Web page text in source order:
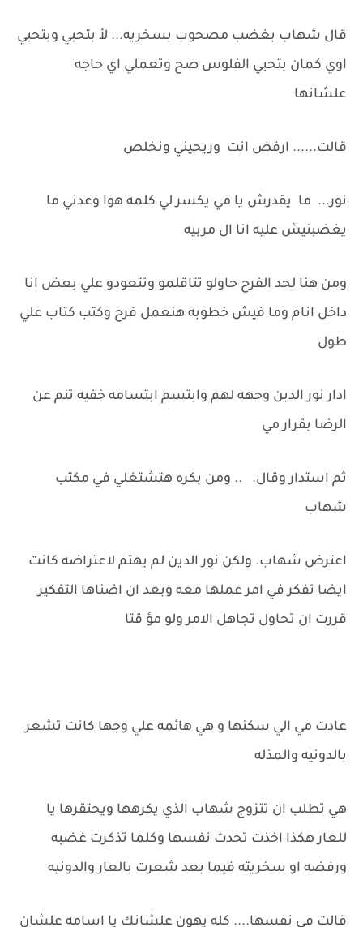
قال شهاب بغضب مصحوب بسخريه... لأ بتحبي وبتحبي
اوي كمان بتحبي الفلوس صح وتعملي اي حاجه
علشانها
قالت...... ارفض انت وريحيني ونخلص
نور... ما يقدرش يا مي يكسر لي كلمه هوا وعدني ما
يغضبنيش عليه انا ال مربيه
ومن هنا لحد الفرح حاولو تتاقلمو وتتعودو علي بعض انا
داخل انام وما فيش خطوبه هنعمل فرح وكتب كتاب علي
طول
ادار نور الدين وجهه لهم وابتسم ابتسامه خفيه تنم عن
الرضا بقرار مي
ثم استدار وقال. .. ومن بكره هتشتغلي في مكتب
شهاب
اعترض شهاب. ولكن نور الدين لم يهتم لاعتراضه كانت
ايضا تفكر في امر عملها معه وبعد ان اضناها التفكير
قررت ان تحاول تجاهل الامر ولو مؤ قتا
عادت مي الي سكنها و هي هائمه علي وجها كانت تشعر
بالدونيه والمذله
هي تطلب ان تتزوج شهاب الذي يكرهها ويحتقرها يا
للعار هكذا اخذت تحدث نفسها وكلما تذكرت غضبه
ورفضه او سخريته فيما بعد شعرت بالعار والدونيه
قالت في نفسها.... كله يهون علشانك يا اسامه علشان